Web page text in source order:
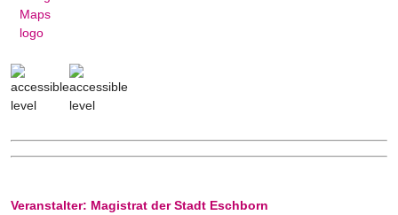
Veranstalter: Magistrat der Stadt Eschborn